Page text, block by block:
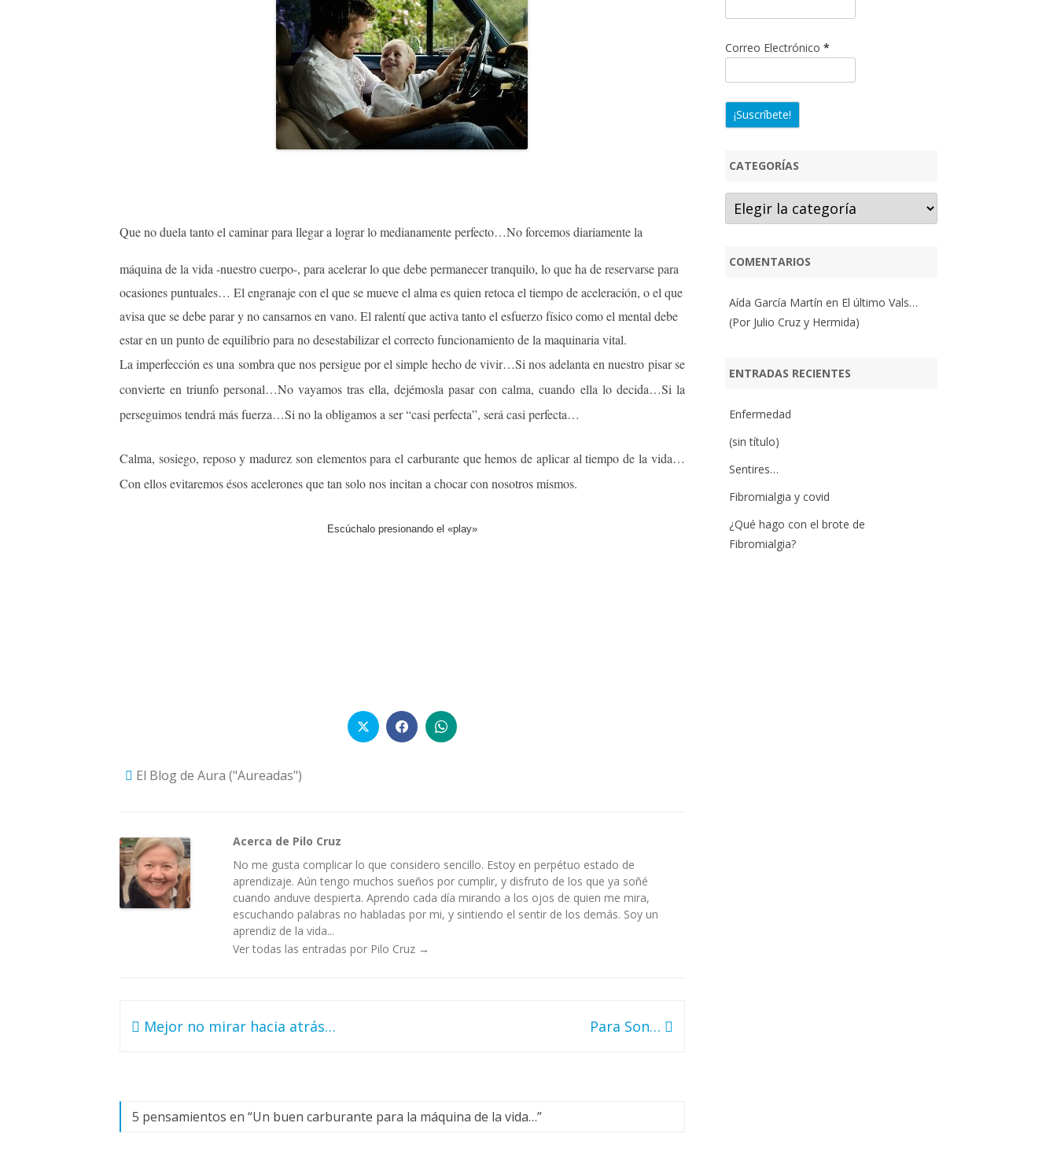
Que no duela tanto el caminar para llegar a lograr lo medianamente perfecto…No forcemos diariamente la
máquina de la vida -nuestro cuerpo-, para acelerar lo que debe permanecer tranquilo, lo que ha de reservarse para
ocasiones puntuales… El engranaje con el que se mueve el alma es quien retoca el tiempo de aceleración, o el que
avisa que se debe parar y no cansarnos en vano. El ralentí que activa tanto el esfuerzo físico como el mental debe
estar en un punto de equilibrio para no desestabilizar el correcto funcionamiento de la maquinaria vital.
La imperfección es una sombra que nos persigue por el simple hecho de vivir…Si nos adelanta en nuestro pisar se
convierte en triunfo personal…No vayamos tras ella, dejémosla pasar con calma, cuando ella lo decida…Si la
perseguimos tendrá más fuerza…Si no la obligamos a ser “casi perfecta”, será casi perfecta…
Calma, sosiego, reposo y madurez son elementos para el carburante que hemos de aplicar al tiempo de la vida…
Con ellos evitaremos ésos acelerones que tan solo nos incitan a chocar con nosotros mismos.
Escúchalo presionando el «play»
El Blog de Aura ("Aureadas")
Acerca de Pilo Cruz
No me gusta complicar lo que considero sencillo. Estoy en perpétuo estado de
aprendizaje. Aún tengo muchos sueños por cumplir, y disfruto de los que ya soñé
cuando anduve despierta. Aprendo cada día mirando a los ojos de quien me mira,
escuchando palabras no habladas por mi, y sintiendo el sentir de los demás. Soy un
aprendiz de la vida...
Ver todas las entradas por Pilo Cruz →
Navegación
Mejor no mirar hacia atrás… Para Son…
5 pensamientos en “Un buen carburante para la máquina de la vida…”
Correo Electrónico *
CATEGORÍAS
Categorías
COMENTARIOS
Aída García Martín en El último Vals…
(Por Julio Cruz y Hermida)
ENTRADAS RECIENTES
Enfermedad
(sin título)
Sentires…
Fibromialgia y covid
¿Qué hago con el brote de
Fibromialgia?